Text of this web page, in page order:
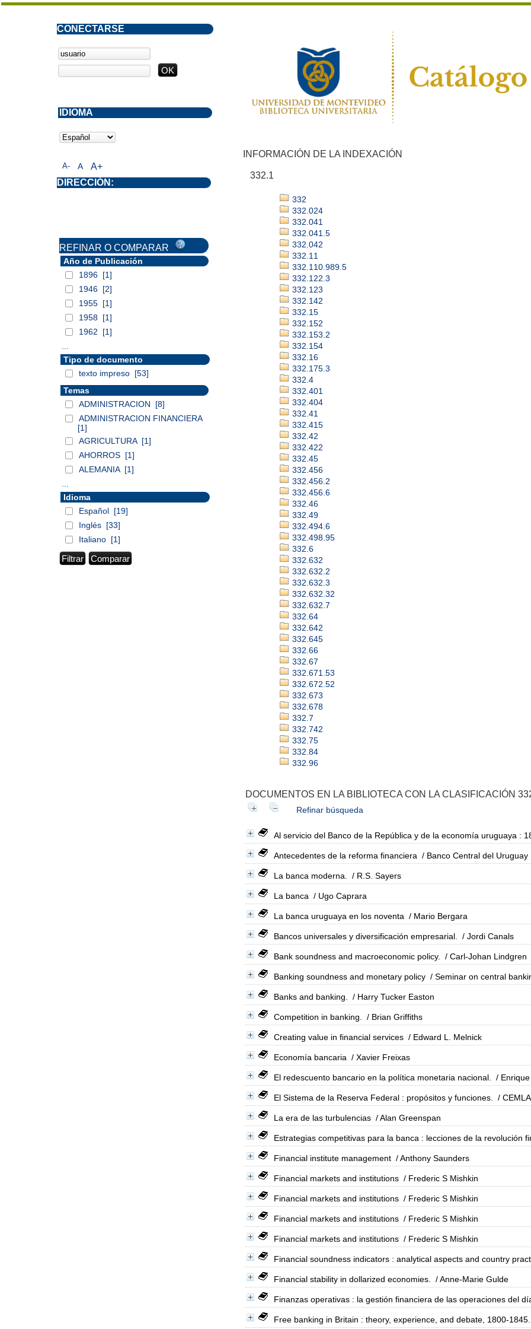
INFORMACIÓN DE LA INDEXACIÓN
332.1
332
332.024
332.041
332.041.5
332.042
332.11
332.110.989.5
332.122.3
332.123
332.142
332.15
332.152
332.153.2
332.154
332.16
332.175.3
332.4
332.401
332.404
332.41
332.415
332.42
332.422
332.45
332.456
332.456.2
332.456.6
332.46
332.49
332.494.6
332.498.95
332.6
332.632
332.632.2
332.632.3
332.632.32
332.632.7
332.64
332.642
332.645
332.66
332.67
332.671.53
332.672.52
332.673
332.678
332.7
332.742
332.75
332.84
332.96
DOCUMENTOS EN LA BIBLIOTECA CON LA CLASIFICACIÓN
Refinar búsqueda
Al servicio del Banco de la República y de la economía uruguaya :
Antecedentes de la reforma financiera / Banco Central del Uruguay
La banca moderna. / R.S. Sayers
La banca / Ugo Caprara
La banca uruguaya en los noventa / Mario Bergara
Bancos universales y diversificación empresarial. / Jordi Canals
Bank soundness and macroeconomic policy. / Carl-Johan Lindgren
Banking soundness and monetary policy / Seminar on central
Banks and banking. / Harry Tucker Easton
Competition in banking. / Brian Griffiths
Creating value in financial services / Edward L. Melnick
Economía bancaria / Xavier Freixas
El redescuento bancario en la política monetaria nacional. /
El Sistema de la Reserva Federal : propósitos y funciones. / CEMLA
La era de las turbulencias / Alan Greenspan
Estrategias competitivas para la banca : lecciones de la revolución
Financial institute management / Anthony Saunders
Financial markets and institutions / Frederic S Mishkin
Financial markets and institutions / Frederic S Mishkin
Financial markets and institutions / Frederic S Mishkin
Financial markets and institutions / Frederic S Mishkin
Financial soundness indicators : analytical aspects and country
Financial stability in dollarized economies. / Anne-Marie Gulde
Finanzas operativas : la gestión financiera de las operaciones del
Free banking in Britain : theory, experience, and debate, 1800-1845.
A- A A+
CONECTARSE
DIRECCIÓN:
IDIOMA
REFINAR O COMPARAR
Año de Publicación
1896 [1]
1946 [2]
1955 [1]
1958 [1]
1962
[1]
Tipo de documento
texto impreso [53]
Temas
ADMINISTRACION
[8]
ADMINISTRACION FINANCIERA
[1]
AGRICULTURA [1]
AHORROS [1]
ALEMANIA [1]
Idioma
Español [19]
Inglés [33]
Italiano [1]